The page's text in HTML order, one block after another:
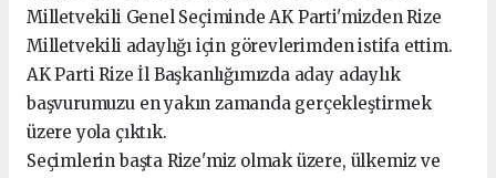
Milletvekili Genel Seçiminde AK Parti'mizden Rize
Milletvekili adaylığı için görevlerimden istifa ettim.
AK Parti Rize İl Başkanlığımızda aday adaylık
başvurumuzu en yakın zamanda gerçekleştirmek
üzere yola çıktık.
Seçimlerin başta Rize'miz olmak üzere, ülkemiz ve